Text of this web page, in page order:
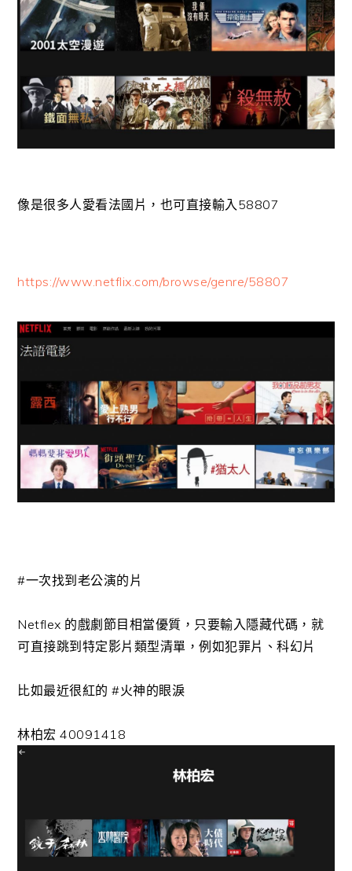
像是很多人愛看法國片，也可直接輸入58807
https://www.netflix.com/browse/genre/58807
#一次找到老公演的片
Netflex 的戲劇節目相當優質，只要輸入隱藏代碼，就
可直接跳到特定影片類型清單，例如犯罪片、科幻片
比如最近很紅的#火神的眼淚
林柏宏 40091418